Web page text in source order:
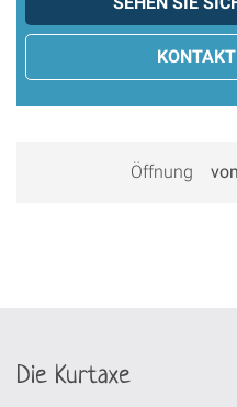
Öffnung
Die Kurtaxe